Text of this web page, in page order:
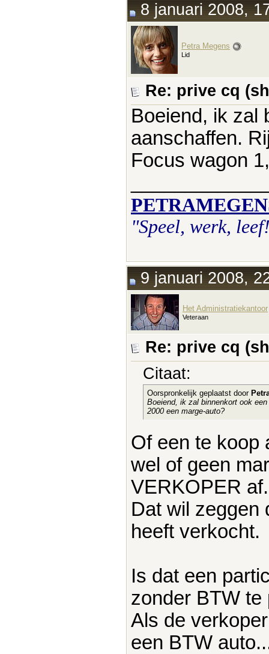
8 januari 2008,
Petra Megens
Lid
Re: prive cq
Boeiend, ik zal
aanschaffen.
Focus wagon
"Speel, werk,
9 januari 2008,
Het Administratiekantoor
Veteraan
Re: prive cq
Citaat:
Oorspronkelijk geplaatst door
Boeiend, ik zal binnenkort ook
2000 een marge-auto?
Of een te koop
wel of geen
VERKOPER
Dat wil zeggen
heeft verkocht.
Is dat een
zonder BTW te
Als de
een BTW